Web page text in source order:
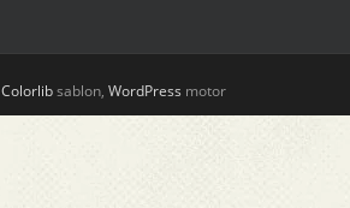
Colorlibsablon, WordPress motor